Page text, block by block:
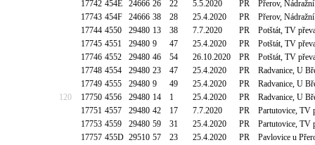
17742 454E 24666 26 22 5.5.2020 PR
Přerov,
17743 454F 24666 38 28 25.4.2020 PR
Přerov,
17744 4550 29480 13 38 7.7.2020 PR
Potštát, TV
17745 4551 29480 9 47 25.4.2020 PR
Potštát, TV
17746 4552 29480 46 54 26.10.2020 PR
Potštát, TV
17748 4554 29480 23 47 25.4.2020 PR
Radvanice, U
17749 4555 29480 9 49 25.4.2020 PR
Radvanice, U
120
17750 4556 29480 14 1 25.4.2020 PR
Radvanice, U
17751 4557 29480 42 17 7.7.2020 PR
Partutovice, TV
17753 4559 29480 59 31 25.4.2020 PR
Partutovice, TV
17757 455D 29510 57 23 25.4.2020 PR
Pavlovice u